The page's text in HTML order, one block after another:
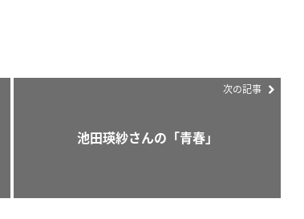
次の記事
池田瑛紗さんの「青春」